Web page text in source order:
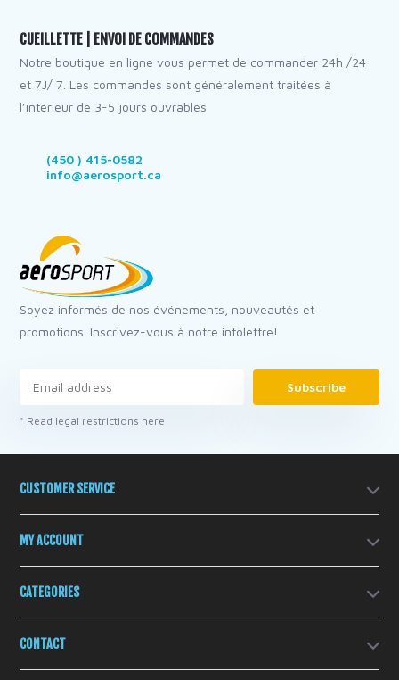
CUEILLETTE | ENVOI DE COMMANDES
Notre boutique en ligne vous permet de commander 24h /24
et 7J/ 7. Les commandes sont généralement traitées à
l’intérieur de 3-5 jours ouvrables
(450 ) 415-0582
info@aerosport.ca
Soyez informés de nos événements, nouveautés et
promotions. Inscrivez-vous à notre infolettre!
Subscribe
* Read legal restrictions here
CUSTOMER SERVICE
MY ACCOUNT
CATEGORIES
CONTACT